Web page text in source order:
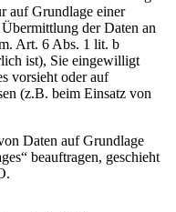
auf Grundlage einer
der Daten an
Art. 6 Abs. 1 lit. b
ist), Sie eingewilligt
vorsieht oder auf
(z.B. beim Einsatz von
Daten auf Grundlage
beauftragen, geschieht